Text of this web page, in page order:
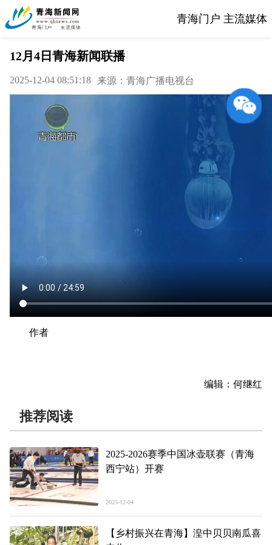
青海门户 主流媒体
12月4日青海新闻联播
2025-12-04 08:51:18 来源：青海广播电视台
作者
编辑：何继红
推荐阅读
2025-2026赛季中国冰壶联赛（青海
西宁站）开赛
2025-12-04
【乡村振兴在青海】湟中贝贝南瓜喜